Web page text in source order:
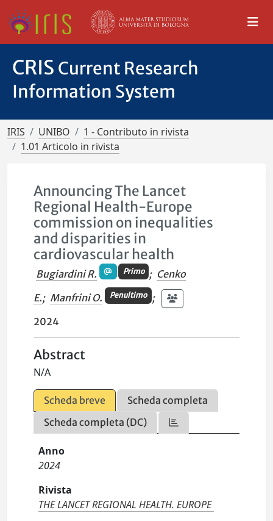
CRIS Current Research
Information System
IRIS UNIBO
1 - Contributo in rivista
1.01 Articolo in rivista
Announcing The Lancet
Regional Health-Europe
commission on inequalities
and disparities in
cardiovascular health
Bugiardini R. Primo ; Cenko
E.; Manfrini O. Penultimo ;
2024
Abstract
N/A
Scheda breve
Scheda completa
Scheda completa (DC)
Anno
2024
Rivista
THE LANCET REGIONAL HEALTH. EUROPE